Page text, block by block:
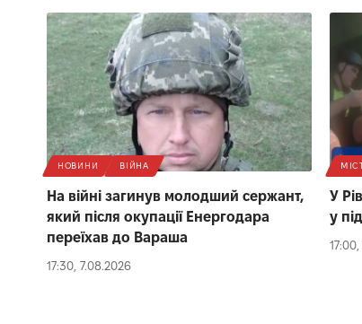
НОВИНИ ВІЙНА
На війні загинув молодший сержант,
який після окупації Енергодара
переїхав до Вараша
17:30, 7.08.2026
У
у